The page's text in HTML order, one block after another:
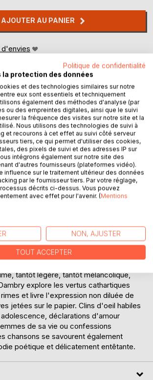
AJOUTER AU PANIER
d'envies
rassemblés dans ce recueil constituent
doute le plus personnel, de la
de Franck Hadjadj-Dambry, artiste
autodidacte. Ils sont issus des
réalisés « Renaissance », «Amoureux
"Séparés", en cours de préparation et
qui n'ont pas encore été mis en
tantôt légère, tantôt mélancolique,
explore les vertus cathartiques
et livre l'expression non diluée de
jetées sur le papier. Clins d'oeil habiles
déclarations d'amour
de sa vie ou confessions
chansons se savourent également
poétique et délicatement entêtante.
Politique de confidentialité
la protection des données
et des technologies similaires sur notre
eux sont essentiels et techniquement
également des méthodes d'analyse (par
ou des empreintes digitales, ainsi que le suivi
la fréquence des visites sur notre site et la
Nous utilisons des technologies de suivi à
et recourons à cet effet au suivi côté serveur
tiers, ce qui permet d'utiliser des cookies,
des pixels de suivi et des adresses IP sur
intégrons également sur notre site des
d'autres fournisseurs (plateformes vidéo).
influence sur le traitement ultérieur des données
par le fournisseur tiers. Par votre réglage,
décrits ci-dessus. Vous pouvez
avec effet pour l'avenir. (Mentions
NON, AJUSTER
TOUT ACCEPTER